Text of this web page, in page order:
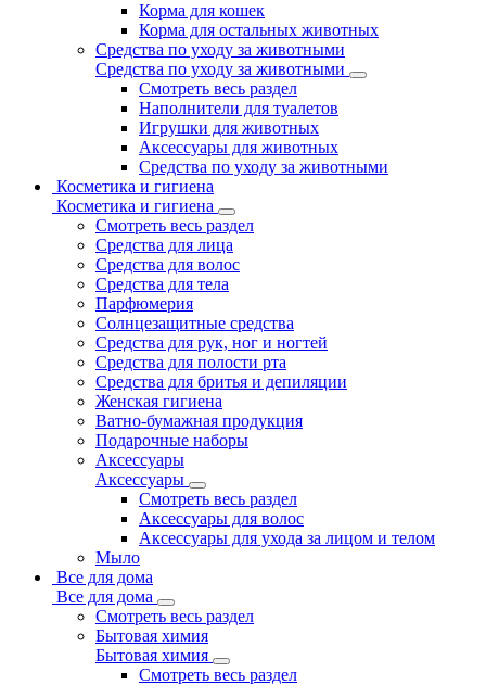
Корма для кошек
Корма для остальных животных
Средства по уходу за животными
Средства по уходу за животными
Смотреть весь раздел
Наполнители для туалетов
Игрушки для животных
Аксессуары для животных
Средства по уходу за животными
Косметика и гигиена
Косметика и гигиена
Смотреть весь раздел
Средства для лица
Средства для волос
Средства для тела
Парфюмерия
Солнцезащитные средства
Средства для рук, ног и ногтей
Средства для полости рта
Средства для бритья и депиляции
Женская гигиена
Ватно-бумажная продукция
Подарочные наборы
Аксессуары
Аксессуары
Смотреть весь раздел
Аксессуары для волос
Аксессуары для ухода за лицом и телом
Мыло
Все для дома
Все для дома
Смотреть весь раздел
Бытовая химия
Бытовая химия
Смотреть весь раздел